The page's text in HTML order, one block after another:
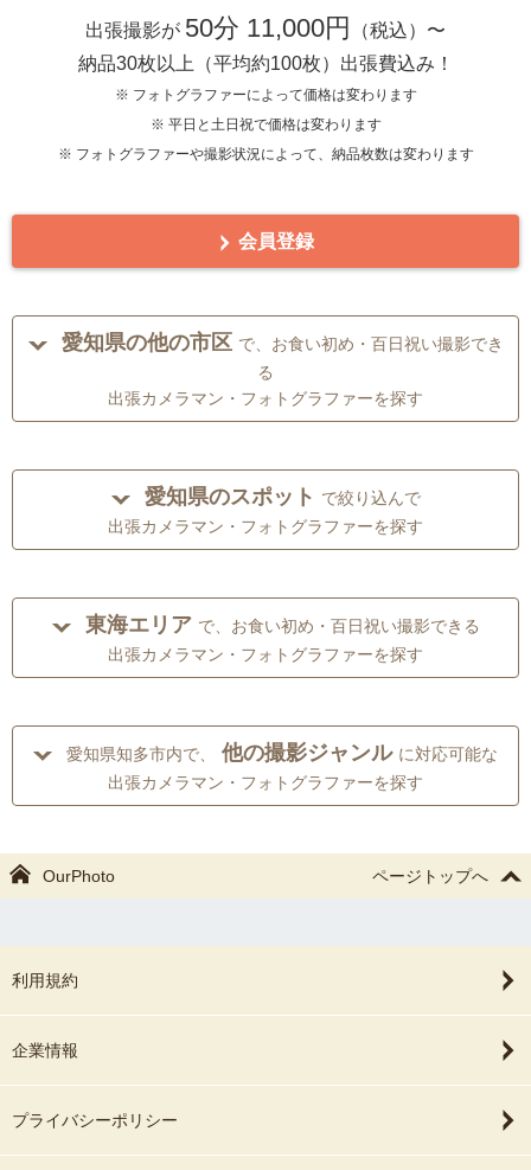
出張撮影が 50分 11,000円
（税込）〜
納品30枚以上（平均約100枚）出張費込み！
※ フォトグラファーによって価格は変わります
※ 平日と土日祝で価格は変わります
※ フォトグラファーや撮影状況によって、納品枚数は変わります
会員登録
愛知県の他の市区 で、お食い初め・百日祝い撮影でき
る
出張カメラマン・フォトグラファーを探す
愛知県のスポット で絞り込んで
出張カメラマン・フォトグラファーを探す
東海エリア で、お食い初め・百日祝い撮影できる
出張カメラマン・フォトグラファーを探す
愛知県知多市内で、 他の撮影ジャンル に対応可能な
出張カメラマン・フォトグラファーを探す
OurPhoto ページトップへ
利用規約
企業情報
プライバシーポリシー